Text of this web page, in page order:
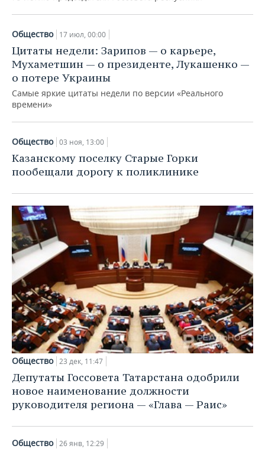
Общество 17 июл, 00:00
Цитаты недели: Зарипов — о карьере,
Мухаметшин — о президенте, Лукашенко —
о потере Украины
Самые яркие цитаты недели по версии «Реального
времени»
Общество 03 ноя, 13:00
Казанскому поселку Старые Горки
пообещали дорогу к поликлинике
Общество 23 дек, 11:47
Депутаты Госсовета Татарстана одобрили
новое наименование должности
руководителя региона — «Глава — Раис»
Общество 26 янв, 12:29